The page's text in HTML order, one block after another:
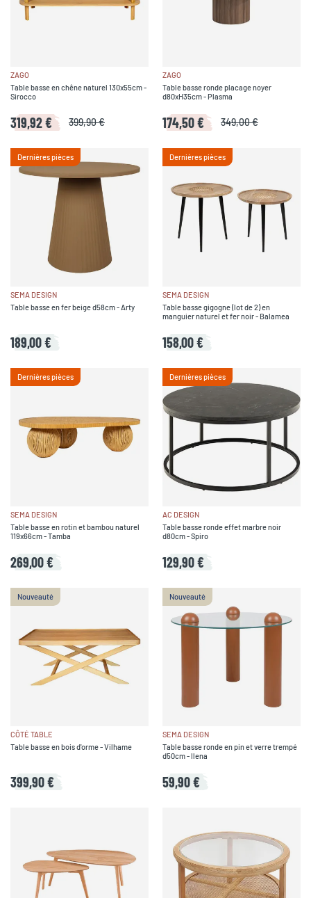
ZAGO
Table basse en chêne naturel 130x55cm -
Sirocco
319,92 € 399,90 €
ZAGO
Table basse ronde placage noyer
d80xH35cm - Plasma
174,50 € 349,00 €
Dernières pièces
SEMA DESIGN
Table basse en fer beige d58cm - Arty
189,00 €
Dernières pièces
SEMA DESIGN
Table basse gigogne (lot de 2) en
manguier naturel et fer noir - Balamea
158,00 €
Dernières pièces
SEMA DESIGN
Table basse en rotin et bambou naturel
119x66cm - Tamba
269,00 €
Dernières pièces
AC DESIGN
Table basse ronde effet marbre noir
d80cm - Spiro
129,90 €
Nouveauté
CÔTÉ TABLE
Table basse en bois d'orme - Vilhame
399,90 €
Nouveauté
SEMA DESIGN
Table basse ronde en pin et verre trempé
d50cm - Ilena
59,90 €